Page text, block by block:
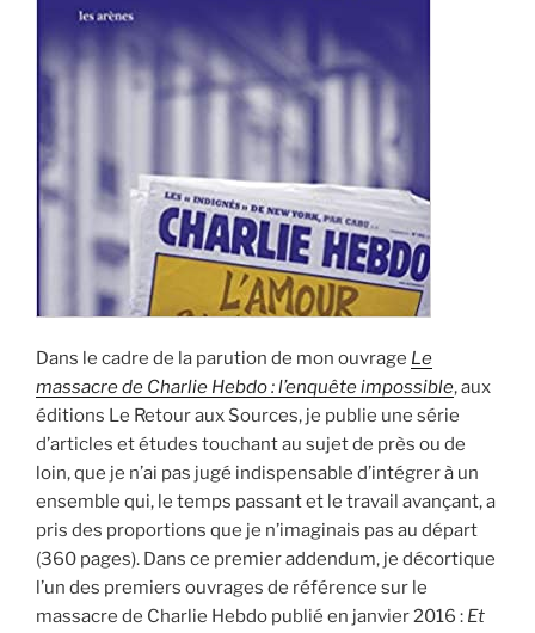
Dans le cadre de la parution de mon ouvrage Le
massacre de Charlie Hebdo : l’enquête impossible, aux
éditions Le Retour aux Sources, je publie une série
d’articles et études touchant au sujet de près ou de
loin, que je n’ai pas jugé indispensable d’intégrer à un
ensemble qui, le temps passant et le travail avançant, a
pris des proportions que je n’imaginais pas au départ
(360 pages). Dans ce premier addendum, je décortique
l’un des premiers ouvrages de référence sur le
massacre de Charlie Hebdo publié en janvier 2016 : Et